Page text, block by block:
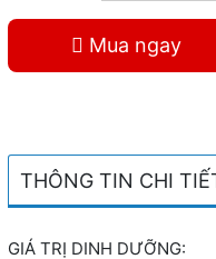
Mua ngay
THÔNG TIN CHI
GIÁ TRỊ DINH DƯỠNG: